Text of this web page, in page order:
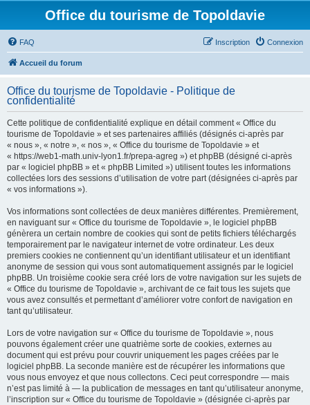
Office du tourisme de Topoldavie
FAQ Connexion
Inscription
Accueil du forum
Office du tourisme de Topoldavie - Politique de
confidentialité
Cette politique de confidentialité explique en détail comment « Office du
tourisme de Topoldavie » et ses partenaires affiliés (désignés ci-après par
« nous », « notre », « nos », « Office du tourisme de Topoldavie » et
« https://web1-math.univ-lyon1.fr/prepa-agreg ») et phpBB (désigné ci-après
par « logiciel phpBB » et « phpBB Limited ») utilisent toutes les informations
collectées lors des sessions d’utilisation de votre part (désignées ci-après par
« vos informations »).
Vos informations sont collectées de deux manières différentes. Premièrement,
en naviguant sur « Office du tourisme de Topoldavie », le logiciel phpBB
génèrera un certain nombre de cookies qui sont de petits fichiers téléchargés
temporairement par le navigateur internet de votre ordinateur. Les deux
premiers cookies ne contiennent qu’un identifiant utilisateur et un identifiant
anonyme de session qui vous sont automatiquement assignés par le logiciel
phpBB. Un troisième cookie sera créé lors de votre navigation sur les sujets de
« Office du tourisme de Topoldavie », archivant de ce fait tous les sujets que
vous avez consultés et permettant d’améliorer votre confort de navigation en
tant qu’utilisateur.
Lors de votre navigation sur « Office du tourisme de Topoldavie », nous
pouvons également créer une quatrième sorte de cookies, externes au
document qui est prévu pour couvrir uniquement les pages créées par le
logiciel phpBB. La seconde manière est de récupérer les informations que
vous nous envoyez et que nous collectons. Ceci peut correspondre — mais
n’est pas limité à — la publication de messages en tant qu’utilisateur anonyme,
l’inscription sur « Office du tourisme de Topoldavie » (désignée ci-après par